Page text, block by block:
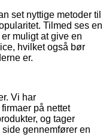
set nyttige metoder til
Tilmed ses en
muligt at give en
hvilket også bør
er.
Vi har
på nettet
og tager
gennemfører en